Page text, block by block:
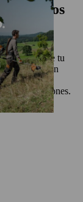
que tu
que estan
equipo, y
y condiciones.